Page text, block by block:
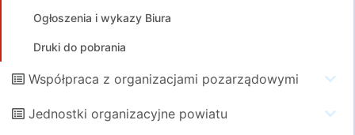
Ogłoszenia i wykazy Biura
Druki do pobrania
Współpraca z organizacjami pozarządowymi
Jednostki organizacyjne powiatu